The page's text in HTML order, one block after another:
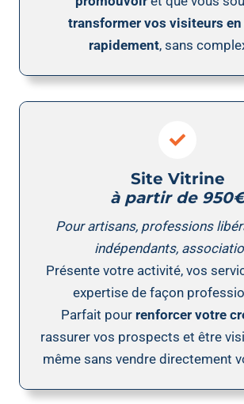
transformer vos visiteurs
rapidement, sans
Site Vitrine
à partir de
Pour artisans, professions
indépendants,
Présente votre activité, vos
expertise de façon
Parfait pour renforcer votre
rassurer vos prospects et être
même sans vendre directement